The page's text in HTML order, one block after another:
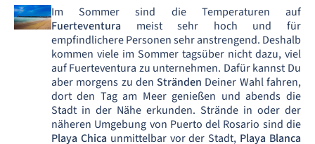
Im Sommer sind die Temperaturen auf
Fuerteventura meist sehr hoch und für
empfindlichere Personen sehr anstrengend. Deshalb
kommen viele im Sommer tagsüber nicht dazu, viel
auf Fuerteventura zu unternehmen. Dafür kannst Du
aber morgens zu denStränden Deiner Wahl fahren,
dort den Tag am Meer genießen und abends die
Stadt in der Nähe erkunden. Strände in oder der
näheren Umgebung von Puerto del Rosario sind die
Playa Chica unmittelbar vor der Stadt, Playa Blanca